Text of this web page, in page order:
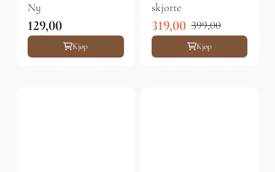
Ny
129,00
Kjøp
skjorte
319,00 399,00
Kjøp